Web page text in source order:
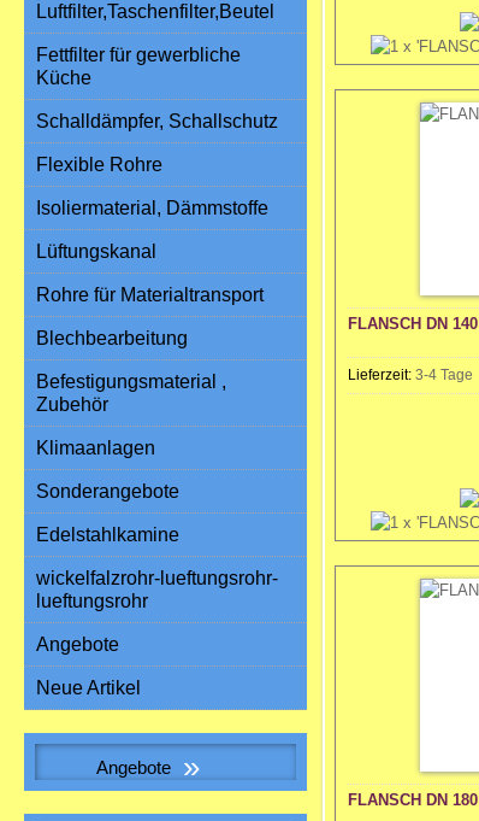
FLANSCH DN 140
Lieferzeit: 3-4 Tage
FLANSCH DN 180
Luftfilter,Taschenfilter,Beutel
Fettfilter für gewerbliche
Küche
Schalldämpfer, Schallschutz
Flexible Rohre
Isoliermaterial, Dämmstoffe
Lüftungskanal
Rohre für Materialtransport
Blechbearbeitung
Befestigungsmaterial ,
Zubehör
Klimaanlagen
Sonderangebote
Edelstahlkamine
wickelfalzrohr-lueftungsrohr-
lueftungsrohr
Angebote
Neue Artikel
Angebote »
WICKELFALZROHR , Lüftungsrohr DN